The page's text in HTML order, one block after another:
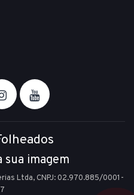
sua imagem
Ltda, CNPJ: 02.970.885/0001-